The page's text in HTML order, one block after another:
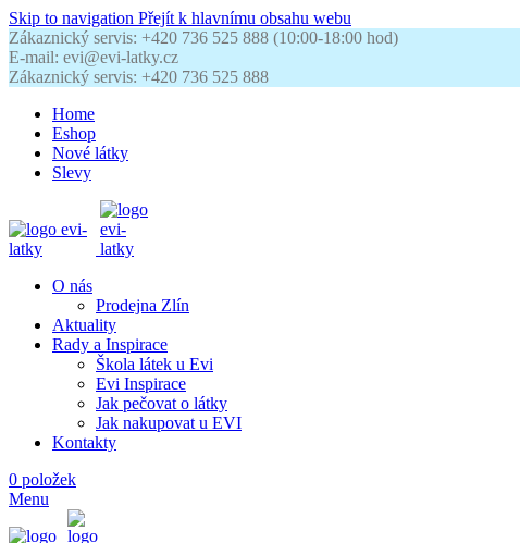
Skip to navigation Přejít k hlavnímu obsahu webu
Zákaznický servis: +420 736 525 888 (10:00-18:00 hod)
E-mail: evi@evi-latky.cz
Zákaznický servis: +420 736 525 888
Home
Eshop
Nové látky
Slevy
O nás
Prodejna Zlín
Aktuality
Rady a Inspirace
Škola látek u Evi
Evi Inspirace
Jak pečovat o látky
Jak nakupovat u EVI
Kontakty
0 položek
Menu